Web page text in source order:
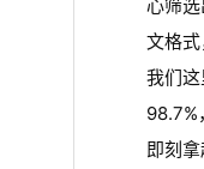
心筛
文格
我们
98.7%
即刻